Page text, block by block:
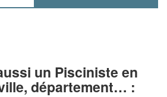
un Pisciniste en
département… :